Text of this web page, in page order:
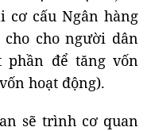
cơ cấu Ngân hàng
cho cho người dân
phần để tăng vốn
hoạt động).
sẽ trình cơ quan